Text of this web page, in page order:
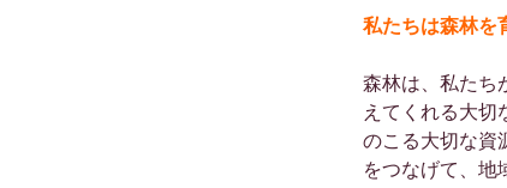
私たちは森林を
森林は、私たち
えてくれる大切
のこる大切な資
をつなげて、地